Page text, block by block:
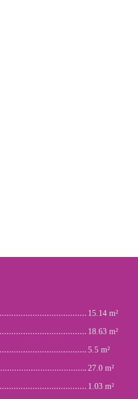
15.14 m²
18.63 m²
5.5 m²
27.0 m²
1.03 m²